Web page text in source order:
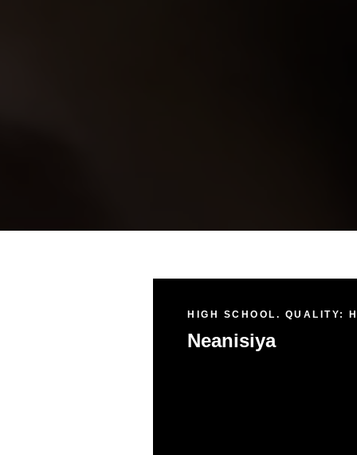
HIGH SCHOOL. QUALITY:
Neanisiya